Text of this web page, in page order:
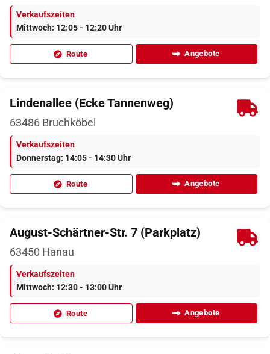
Verkaufszeiten
Mittwoch: 12:05 - 12:20 Uhr
Route Angebote
Lindenallee (Ecke Tannenweg)
63486 Bruchköbel
Verkaufszeiten
Donnerstag: 14:05 - 14:30 Uhr
Route Angebote
August-Schärtner-Str. 7 (Parkplatz)
63450 Hanau
Verkaufszeiten
Mittwoch: 12:30 - 13:00 Uhr
Route Angebote